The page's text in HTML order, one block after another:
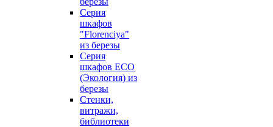
Серия
шкафов
"Florenciya"
из березы
Серия
шкафов ECO
(Экология) из
березы
Стенки,
витражи,
библиотеки